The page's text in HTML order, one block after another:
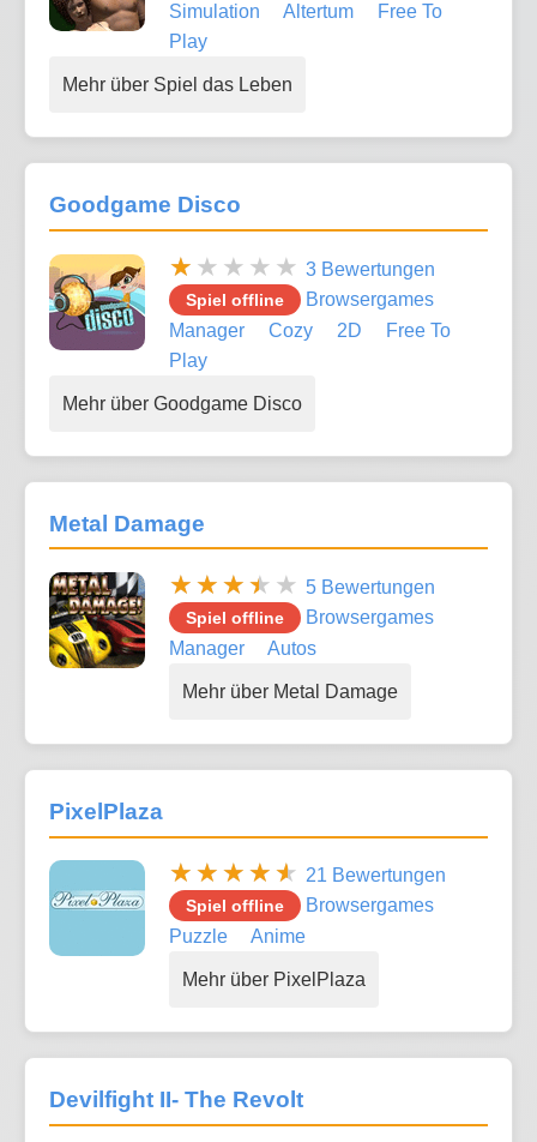
Simulation
Altertum
Free To
Play
Mehr über Spiel das Leben
Goodgame Disco
3 Bewertungen
Spiel offline
Browsergames
Manager
Cozy 2D
Free To
Play
Mehr über Goodgame Disco
Metal Damage
5 Bewertungen
Spiel offline
Browsergames
Manager
Autos
Mehr über Metal Damage
PixelPlaza
21 Bewertungen
Spiel offline
Browsergames
Puzzle
Anime
Mehr über PixelPlaza
Devilfight II- The Revolt